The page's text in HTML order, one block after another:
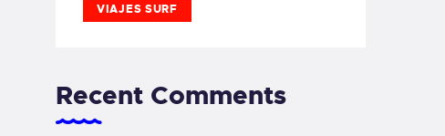
VIAJES SURF
Recent Comments